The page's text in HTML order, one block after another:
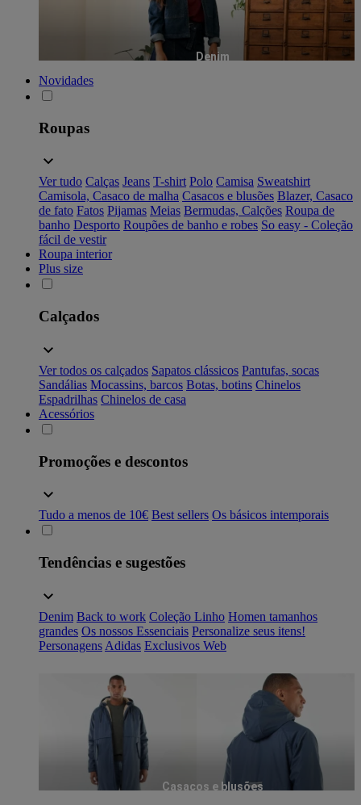
Denim
Novidades
Roupas
Ver tudo Calças Jeans T-shirt Polo Camisa Sweatshirt
Camisola, Casaco de malha Casacos e blusões Blazer, Casaco
de fato Fatos Pijamas Meias Bermudas, Calções Roupa de
banho Desporto Roupões de banho e robes So easy - Coleção
fácil de vestir
Roupa interior
Plus size
Calçados
Ver todos os calçados Sapatos clássicos Pantufas, socas
Sandálias Mocassins, barcos Botas, botins Chinelos
Espadrilhas Chinelos de casa
Acessórios
Promoções e descontos
Tudo a menos de 10€ Best sellers Os básicos intemporais
Tendências e sugestões
Denim Back to work Coleção Linho Homen tamanhos
grandes Os nossos Essenciais Personalize seus itens!
Personagens Adidas Exclusivos Web
Casacos e blusões